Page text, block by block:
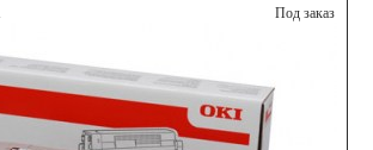
Под заказ